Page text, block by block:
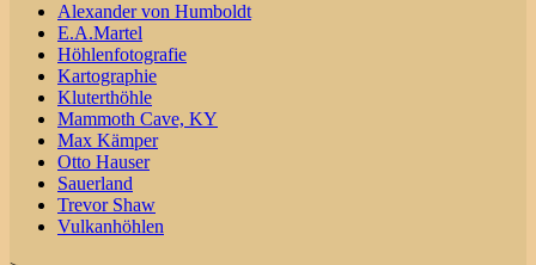
Alexander von Humboldt
E.A.Martel
Höhlenfotografie
Kartographie
Kluterthöhle
Mammoth Cave, KY
Max Kämper
Otto Hauser
Sauerland
Trevor Shaw
Vulkanhöhlen